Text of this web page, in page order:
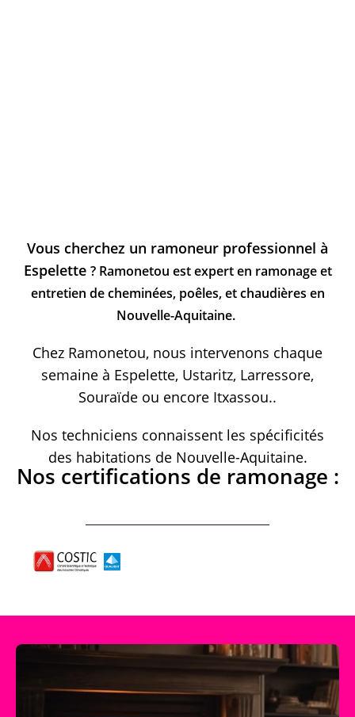
Vous cherchez un ramoneur professionnel à
Espelette ? Ramonetou est expert en ramonage et
entretien de cheminées, poêles, et chaudières en
Nouvelle-Aquitaine.
Chez Ramonetou, nous intervenons chaque
semaine à Espelette, Ustaritz, Larressore,
Souraïde ou encore Itxassou..
Nos techniciens connaissent les spécificités
des habitations de Nouvelle-Aquitaine.
Nos certifications de ramonage :